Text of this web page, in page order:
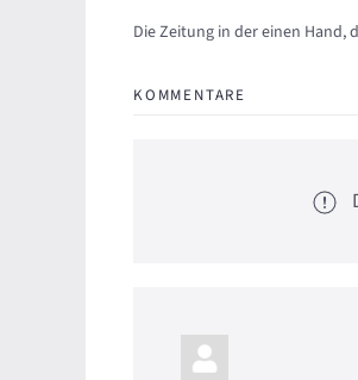
Updates abonnieren
Abo von Updates dieses
Die Zeitung in der einen Hand,
KOMMENTARE